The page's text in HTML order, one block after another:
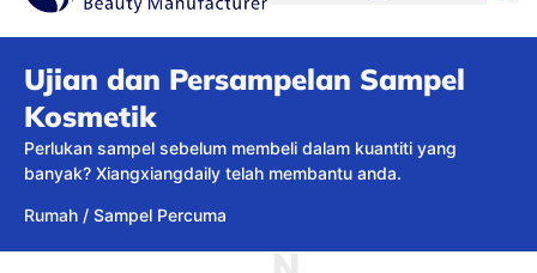
Ujian dan Persampelan Sampel
Kosmetik
Perlukan sampel sebelum membeli dalam kuantiti yang
banyak? Xiangxiangdaily telah membantu anda.
Rumah / Sampel Percuma